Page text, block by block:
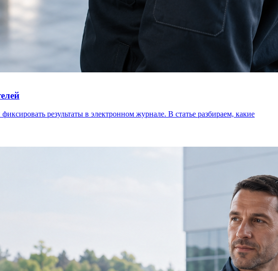
результаты в электронном журнале. В статье разбираем, какие